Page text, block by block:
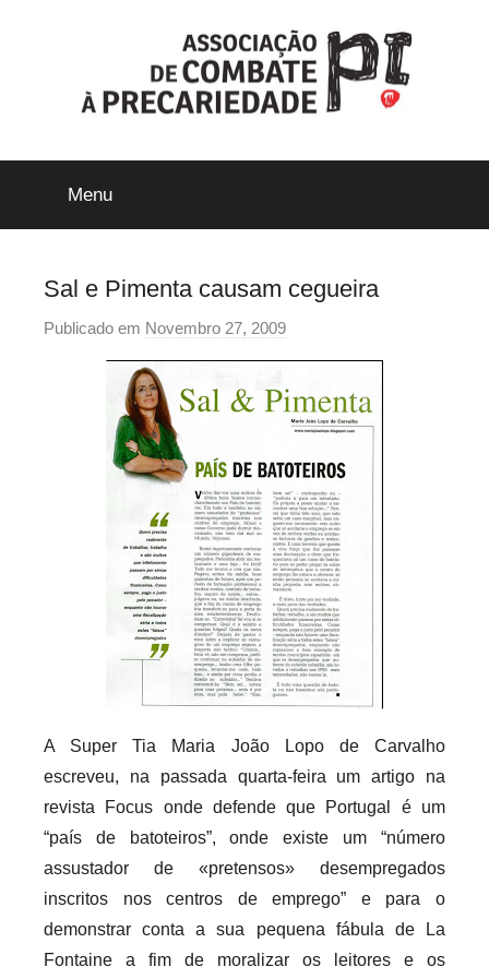
ACP-
Precári@s
Inflexíveis
Menu
Sal e Pimenta causam cegueira
Publicado em Novembro 27, 2009
o
r
p
e
c
a
r
i
o
s
i
n
l
e
x
i
v
e
i
s
A Super Tia Maria João Lopo de Carvalho
escreveu, na passada quarta-feira um artigo na
revista Focus onde defende que Portugal é um
“país de batoteiros”, onde existe um “número
assustador de «pretensos» desempregados
inscritos nos centros de emprego” e para o
demonstrar conta a sua pequena fábula de La
Fontaine a fim de moralizar os leitores e os